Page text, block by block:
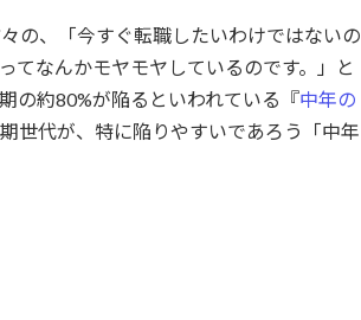
の、「今すぐ転職したいわけではないの
てなんかモヤモヤしているのです。」と
の約80%が陥るといわれている『中年の
世代が、特に陥りやすいであろう「中年